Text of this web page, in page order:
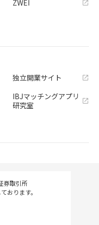
ZWEI
独立開業サイト
IBJマッチングアプリ
研究室
券取引所
おります。